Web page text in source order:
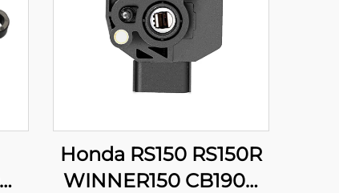
Honda RS150 RS150R
WINNER150 CB190R